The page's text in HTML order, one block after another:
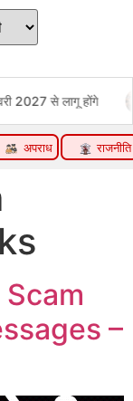
से लागू होंगे
अपराध राजनीति
–